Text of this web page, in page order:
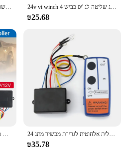
12V-24V 50m אלחוטי דיגיטלי כננות שלט רחוק התאוששות ערכת עבור ג 'יפ-Suv P9JC 24v vi winch שלט רחוק מערכת בקר מרחוק עם 2 לחצנים מתג שליטה לג 'יפ כביש 4x4 atv אביזרי רכב משאית
₪25.68
בקר מתג יד בקר winch בקר מרחוק winch ערכת סט 12v/24v משדר ידני כפול משדר אלחוטי שלט רחוק כננת דיגיטלית אלחוטית לגרירת מכשיר מתג 24V 12V לשטח
₪35.78